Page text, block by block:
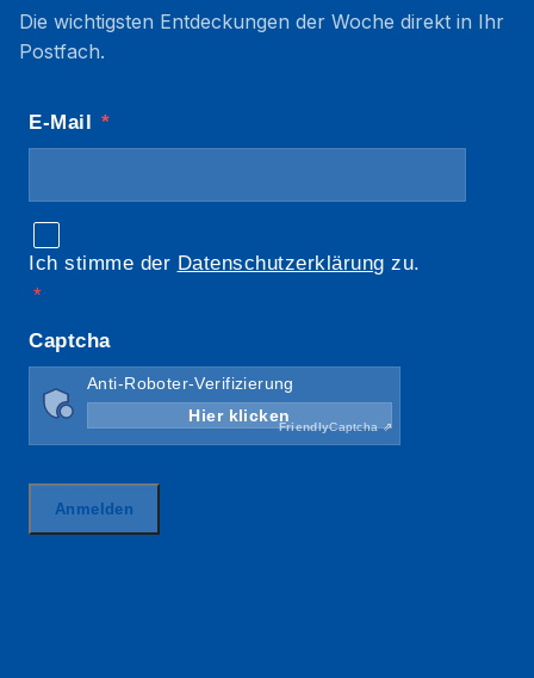
Die wichtigsten Entdeckungen der Woche direkt in Ihr
Postfach.